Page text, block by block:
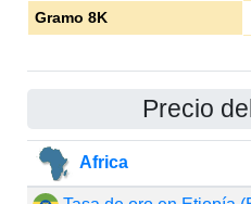
Gramo 8K
Precio
Africa